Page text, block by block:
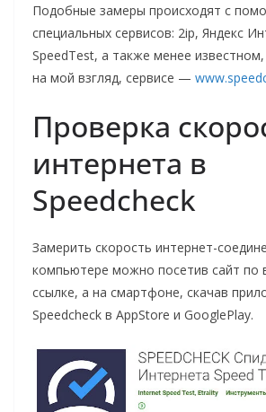
Подобные замеры происходят с
специальных сервисов: 2ip, Яндекс
SpeedTest, а также менее
на мой взгляд, сервисе —
Проверка
интернета в
Speedcheck
Замерить скорость интернет-
компьютере можно посетив сайт по
ссылке, а на смартфоне, скачав
Speedcheck в AppStore и GooglePlay.